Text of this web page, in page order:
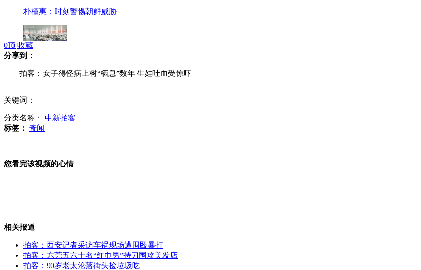
朴槿惠：时刻警惕朝鲜威胁
禽流感影响原材料缺货 羽毛羽绒制品受影响
美国发表中国军力报告 中方已提出严正交涉
中国曾有机会收复琉球 被蒋介石断然拒绝
日称P-3C确认中国海军编队穿冲绳岛链赴大洋
0顶 收藏
分享到：
拍客：女子得怪病上树“栖息”数年 生娃吐血受惊吓
关键词：
分类名称： 中新拍客
标签： 奇闻
您看完该视频的心情
相关报道
拍客：西安记者采访车祸现场遭围殴暴打
拍客：东莞五六十名“红巾男”持刀围攻美发店
拍客：90岁老太沦落街头捡垃圾吃